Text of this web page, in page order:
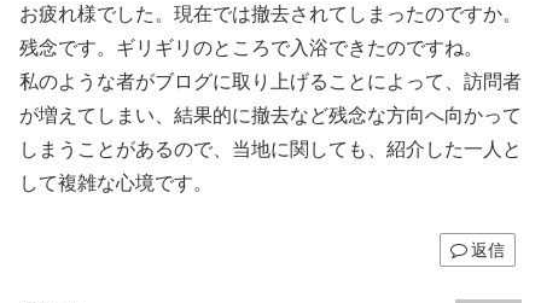
お疲れ様でした。現在では撤去されてしまったのですか。
残念です。ギリギリのところで入浴できたのですね。
私のような者がブログに取り上げることによって、訪問者
が増えてしまい、結果的に撤去など残念な方向へ向かって
しまうことがあるので、当地に関しても、紹介した一人と
して複雑な心境です。
返信